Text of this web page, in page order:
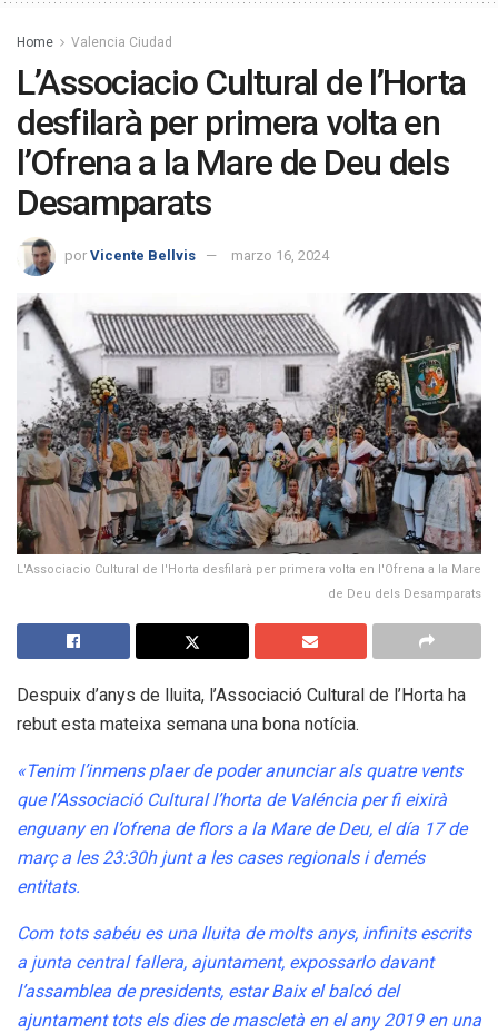
Home Valencia Ciudad
L’Associacio Cultural de l’Horta
desfilarà per primera volta en
l’Ofrena a la Mare de Deu dels
Desamparats
por Vicente Bellvis marzo 16, 2024
L'Associacio Cultural de l'Horta desfilarà per primera volta en l'Ofrena a la Mare
de Deu dels Desamparats
Despuix d’anys de lluita, l’Associació Cultural de l’Horta ha
rebut esta mateixa semana una bona notícia.
«Tenim l’inmens plaer de poder anunciar als quatre vents
que l’Associació Cultural l’horta de Valéncia per fi eixirà
enguany en l’ofrena de flors a la Mare de Deu, el día 17 de
març a les 23:30h junt a les cases regionals i demés
entitats.
Com tots sabéu es una lluita de molts anys, infinits escrits
a junta central fallera, ajuntament, expossarlo davant
l’assamblea de presidents, estar Baix el balcó del
ajuntament tots els dies de mascletà en el any 2019 en una